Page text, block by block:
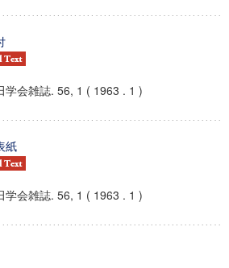
学会雑誌. 56, 1 ( 1963 . 1 )
紙
学会雑誌. 56, 1 ( 1963 . 1 )